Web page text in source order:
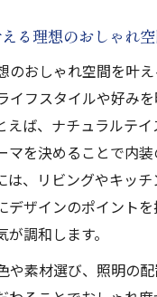
実現するおしゃれリ
と安さを両立したリ
ォームで叶うおしゃ
えて楽しむおしゃれ
ムでおしゃれに変身
ォームでおしゃれ空
ムで叶える部分的な
る理想のおしゃれ
のおしゃれ空間を叶
イフスタイルや好み
ば、ナチュラルテイ
マを決めることで内
は、リビングやキッ
デザインのポイント
調和します。
や素材選び、照明の